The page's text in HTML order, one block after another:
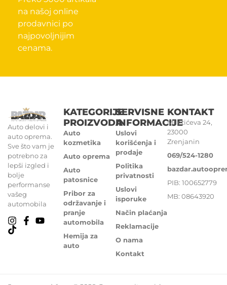
na našoj online
prodavnici po
najpovoljnijim
cenama.
Auto delovi i
auto oprema.
Sve što vam je
potrebno za
lepši izgled i
bolje
performanse
vašeg
automobila
KATEGORIJE
PROIZVODA
Auto
kozmetika
Auto oprema
Auto
patosnice
Pribor za
održavanje i
pranje
automobila
Hemija za
auto
SERVISNE
INFORMACIJE
Uslovi
korišćenja i
prodaje
Politika
privatnosti
Uslovi
isporuke
Način plaćanja
Reklamacije
O nama
Kontakt
KONTAKT
Miletićeva 24,
23000
Zrenjanin
069/524-1280
PIB: 100652779
MB: 08643920